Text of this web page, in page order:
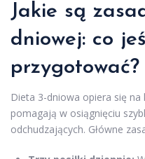
Jakie są
dniowej: co
przygotować?
Dieta 3-dniowa opiera się
pomagają w osiągnięciu
odchudzających. Główne